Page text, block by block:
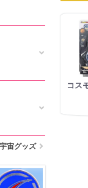
宙グッズ
コス